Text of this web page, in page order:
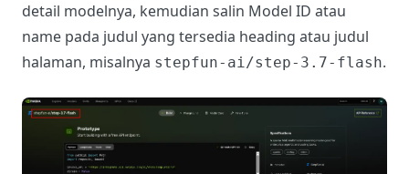
detail modelnya, kemudian salin Model ID atau
name pada judul yang tersedia heading atau judul
halaman, misalnya stepfun-ai/step-3.7-flash.